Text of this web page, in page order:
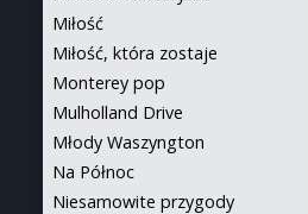
Miłość
Miłość, która zostaje
Monterey pop
Mulholland Drive
Młody Waszyngton
Na Północ
Niesamowite przygody